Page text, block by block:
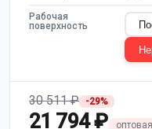
Рабочая
поверхность
30 511 ₽ -29%
21 794 ₽